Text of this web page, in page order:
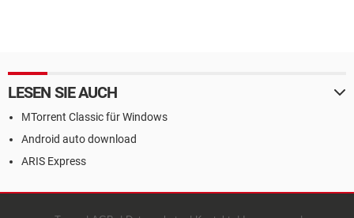
LESEN SIE AUCH
ΜTorrent Classic für Windows
Android auto download
ARIS Express